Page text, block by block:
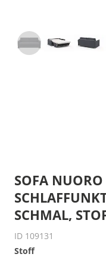
SOFA
SCHMAL,
ID 109131
Stoff